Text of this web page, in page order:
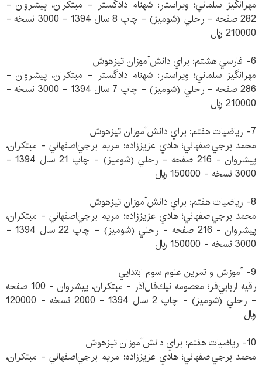
مهرانگيز سلماني؛ ويراستار: شهنام دادگستر - مبتكران، پيشروان -
282 صفحه - رحلي (شوميز) - چاپ 8 سال 1394 - 3000 نسخه -
210000 ريال
6- فارسي هشتم: براي دانش‌آموزان تيزهوش
مهرانگيز سلماني؛ ويراستار: شهنام دادگستر - مبتكران، پيشروان -
286 صفحه - رحلي (شوميز) - چاپ 7 سال 1394 - 3000 نسخه -
210000 ريال
7- رياضيات هفتم: براي دانش‌آموزان تيزهوش
محمد برجي‌اصفهاني؛ هادي عزيززاده؛ مريم برجي‌اصفهاني - مبتكران،
پيشروان - 216 صفحه - رحلي (شوميز) - چاپ 21 سال 1394 -
3000 نسخه - 150000 ريال
8- رياضيات هفتم: براي دانش‌آموزان تيزهوش
محمد برجي‌اصفهاني؛ هادي عزيززاده؛ مريم برجي‌اصفهاني - مبتكران،
پيشروان - 216 صفحه - رحلي (شوميز) - چاپ 22 سال 1394 -
3000 نسخه - 150000 ريال
9- آموزش و تمرين علوم سوم ابتدايي
رقيه اربابي‌فر؛ معصومه نيك‌فال‌آذر - مبتكران، پيشروان - 100 صفحه
- رحلي (شوميز) - چاپ 2 سال 1394 - 2000 نسخه - 120000
ريال
10- رياضيات هفتم: براي دانش‌آموزان تيزهوش
محمد برجي‌اصفهاني؛ هادي عزيززاده؛ مريم برجي‌اصفهاني - مبتكران،